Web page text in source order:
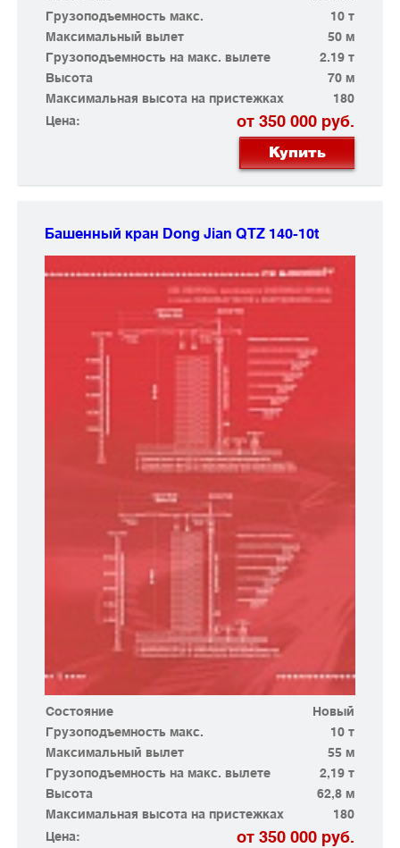
Грузоподъемность макс.
10 т
Максимальный вылет
50 м
Грузоподъемность на макс. вылете
2.19 т
Высота
70 м
Максимальная высота на пристежках
180
Цена:
от 350 000 руб.
Купить
Башенный кран Dong Jian QTZ 140-10t
Состояние
Новый
Грузоподъемность макс.
10 т
Максимальный вылет
55 м
Грузоподъемность на макс. вылете
2,19 т
Высота
62,8 м
Максимальная высота на пристежках
180
Цена:
от 350 000 руб.